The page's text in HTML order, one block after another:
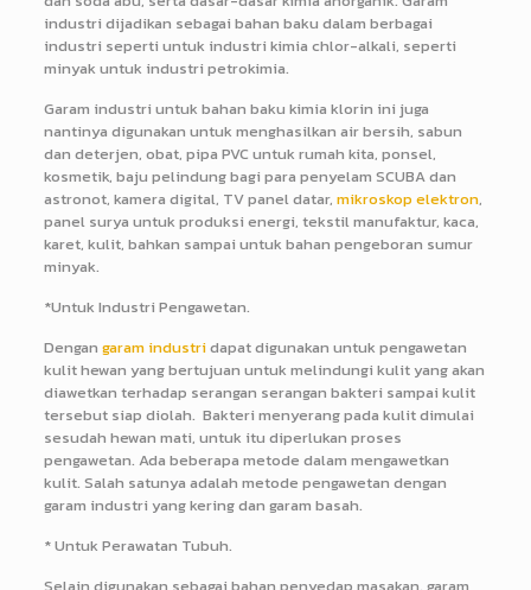
industri dijadikan sebagai bahan baku dalam berbagai
industri seperti untuk industri kimia chlor-alkali, seperti
minyak untuk industri petrokimia.
Garam industri untuk bahan baku kimia klorin ini juga
nantinya digunakan untuk menghasilkan air bersih, sabun
dan deterjen, obat, pipa PVC untuk rumah kita, ponsel,
kosmetik, baju pelindung bagi para penyelam SCUBA dan
astronot, kamera digital, TV panel datar, mikroskop elektron,
panel surya untuk produksi energi, tekstil manufaktur, kaca,
karet, kulit, bahkan sampai untuk bahan pengeboran sumur
minyak.
*Untuk Industri Pengawetan.
Dengan garam industridapat digunakan untuk pengawetan
kulit hewan yang bertujuan untuk melindungi kulit yang akan
diawetkan terhadap serangan serangan bakteri sampai kulit
tersebut siap diolah. Bakteri menyerang pada kulit dimulai
sesudah hewan mati, untuk itu diperlukan proses
pengawetan. Ada beberapa metode dalam mengawetkan
kulit. Salah satunya adalah metode pengawetan dengan
garam industri yang kering dan garam basah.
* Untuk Perawatan Tubuh.